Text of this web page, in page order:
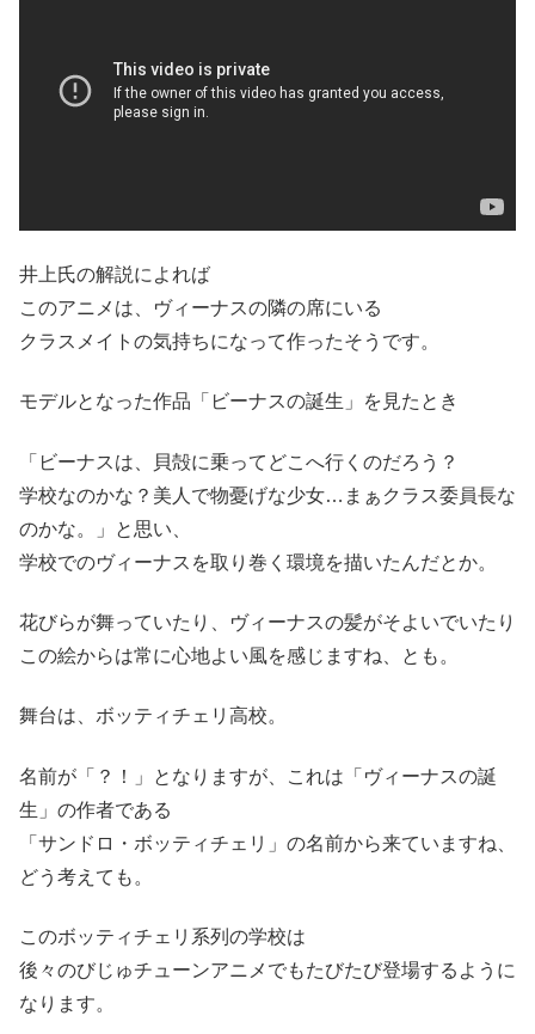
井上氏の解説によれば
このアニメは、ヴィーナスの隣の席にいる
クラスメイトの気持ちになって作ったそうです。
モデルとなった作品「ビーナスの誕生」を見たとき
「ビーナスは、貝殻に乗ってどこへ行くのだろう？
学校なのかな？美人で物憂げな少女…まぁクラス委員長な
のかな。」と思い、
学校でのヴィーナスを取り巻く環境を描いたんだとか。
花びらが舞っていたり、ヴィーナスの髪がそよいでいたり
この絵からは常に心地よい風を感じますね、とも。
舞台は、ボッティチェリ高校。
名前が「？！」となりますが、これは「ヴィーナスの誕
生」の作者である
「サンドロ・ボッティチェリ」の名前から来ていますね、
どう考えても。
このボッティチェリ系列の学校は
後々のびじゅチューンアニメでもたびたび登場するように
なります。